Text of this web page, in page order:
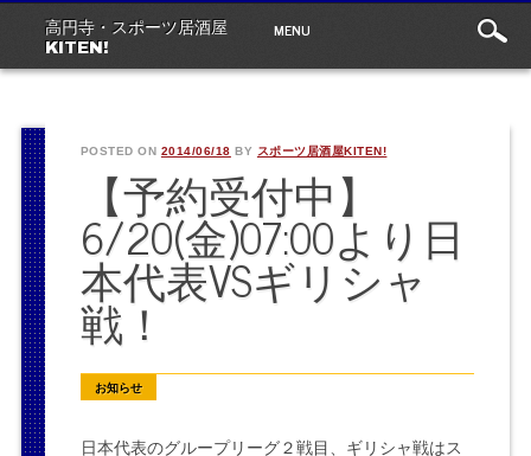
高円寺・スポーツ居酒屋
KITEN!
Main
MENU
POSTED ON 2014/06/18 BY スポーツ居酒屋KITEN!
【予約受付中】
6/20(金)07:00より日
本代表VSギリシャ
戦！
お知らせ
日本代表のグループリーグ２戦目、ギリシャ戦はス